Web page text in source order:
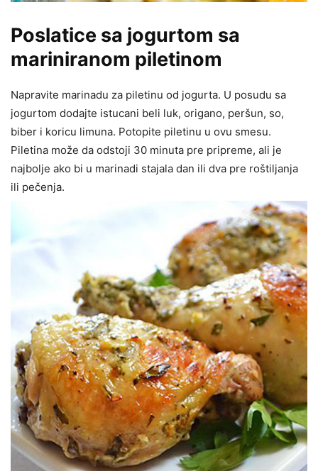
Poslatice sa jogurtom sa
mariniranom piletinom
Napravite marinadu za piletinu od jogurta. U posudu sa
jogurtom dodajte istucani beli luk, origano, peršun, so,
biber i koricu limuna. Potopite piletinu u ovu smesu.
Piletina može da odstoji 30 minuta pre pripreme, ali je
najbolje ako bi u marinadi stajala dan ili dva pre roštiljanja
ili pečenja.